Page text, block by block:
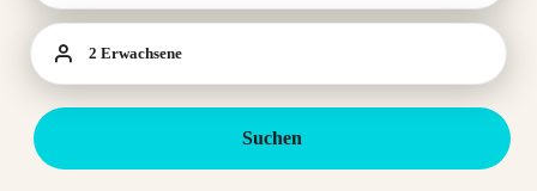
2 Erwachsene
Suchen